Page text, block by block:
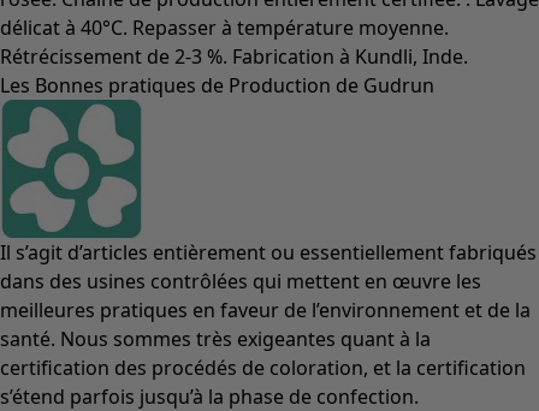
délicat à 40°C. Repasser à température moyenne.
Rétrécissement de 2-3 %. Fabrication à Kundli, Inde.
Les Bonnes pratiques de Production de Gudrun
Il s’agit d’articles entièrement ou essentiellement fabriqués
dans des usines contrôlées qui mettent en œuvre les
meilleures pratiques en faveur de l’environnement et de la
santé. Nous sommes très exigeantes quant à la
certification des procédés de coloration, et la certification
s’étend parfois jusqu’à la phase de confection.